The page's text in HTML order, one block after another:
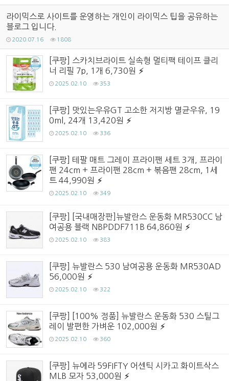
라이믹스로 사이트를 운영하는 개인이 라이믹스 팁을 공유하는
블로그 입니다.
2020.07.16 1808
[쿠팡] 스카치브라이트 실속형 멀티팩 테이프 클리
너 리필 7p, 1개 6,730원
2025.02.10 353
[쿠팡] 맛있는우유GT 고소한 저지방 멸균우유, 19
0ml, 24개 13,420원
2025.02.10 336
[쿠팡] 테팔 매트 그레이 프라이팬 세트 3개, 프라이
팬 24cm + 프라이팬 28cm + 볶음팬 28cm, 1세
트 44,990원
2025.02.10 349
[쿠팡] [국내매장판]뉴발란스 운동화 MR530CC 남
여공용 블랙 NBPDDF711B 64,860원
2025.02.10 383
[쿠팡] 뉴발란스 530 남여공용 운동화 MR530AD
56,000원
2025.02.10 322
[쿠팡] [100% 정품] 뉴발란스 운동화 530 스틸그
레이 발편한 가벼운 102,000원
2025.02.10 360
[쿠팡] 뉴에라 59FIFTY 어센틱 시카고 화이트삭스
MLB 모자 53,000원